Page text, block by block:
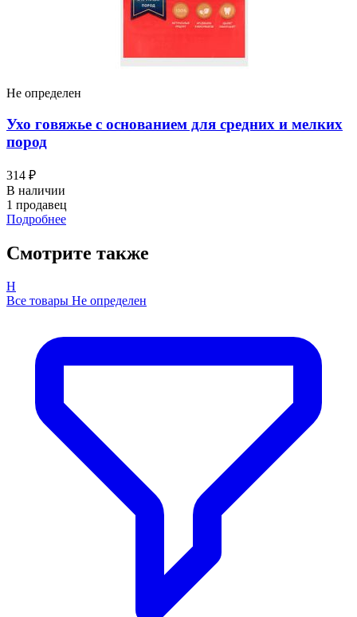
Не определен
Ухо говяжье с основанием для средних и мелких
пород
314 ₽
В наличии
1 продавец
Подробнее
Смотрите также
Н
Все товары Не определен